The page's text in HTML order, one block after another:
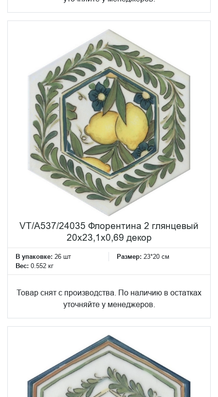
VT/A537/24035 Флорентина 2 глянцевый
20x23,1x0,69 декор
В упаковке: 26 шт Размер: 23*20 см
Вес: 0.552 кг
Товар снят с производства. По наличию в остатках
уточняйте у менеджеров.